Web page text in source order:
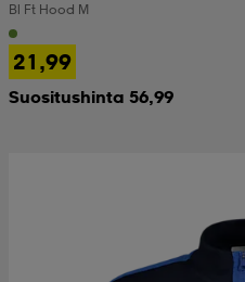
Bl Ft Hood M
21,99
Suositushinta 56,99